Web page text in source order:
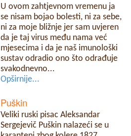
U ovom zahtjevnom vremenu ja
se nisam bojao bolesti, ni za sebe,
ni za moje bližnje jer sam uvjeren
da je taj virus među nama već
mjesecima i da je naš imunološki
sustav odradio ono što odrađuje
svakodnevno...
Opširnije...
Puškin
Veliki ruski pisac Aleksandar
Sergejevič Puškin nalazeći se u